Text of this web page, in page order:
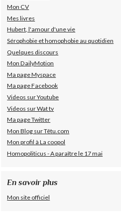
Mon CV
Mes livres
Hubert, l'amour d'une vie
Sérophobie et homophobie au quotidien
Quelques discours
Mon DailyMotion
Ma page Myspace
Ma page Facebook
Videos sur Youtube
Videos sur Wat tv
Ma page Twitter
Mon Blog sur Têtu.com
Mon profil à La coopol
Homopoliticus - A paraître le 17 mai
En savoir plus
Mon site officiel